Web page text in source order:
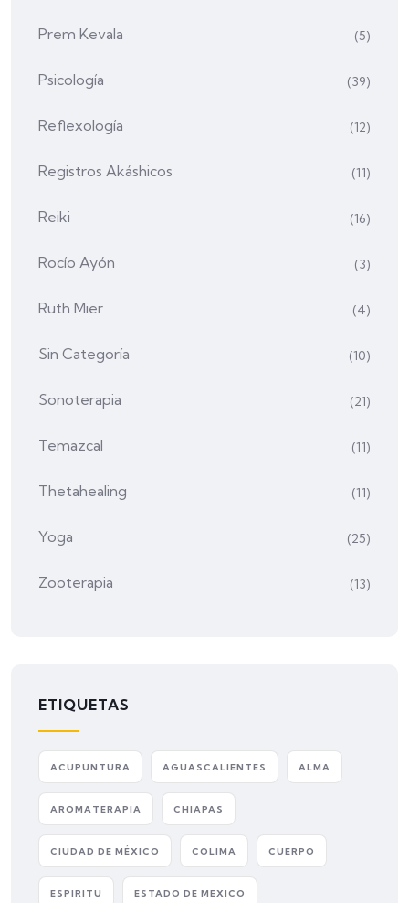
Prem Kevala (5)
Psicología (39)
Reflexología (12)
Registros Akáshicos (11)
Reiki (16)
Rocío Ayón (3)
Ruth Mier (4)
Sin Categoría (10)
Sonoterapia (21)
Temazcal (11)
Thetahealing (11)
Yoga (25)
Zooterapia (13)
ETIQUETAS
ACUPUNTURA AGUASCALIENTES ALMA
AROMATERAPIA CHIAPAS
CIUDAD DE MÉXICO COLIMA CUERPO
ESPIRITU ESTADO DE MEXICO